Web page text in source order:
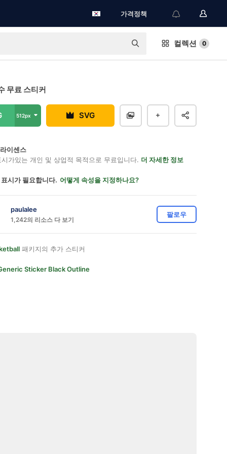
가격정책
컬렉션 0
무료 스티커
512px SVG
이센스
가있는 개인 및 상업적 목적으로 무료입니다. 더 자세한 정보
시가 필요합니다. 어떻게 속성을 지정하나요?
paulalee
1,242의 리소스 다 보기
팔로우
패키지의 추가 스티커
Sticker Black Outline